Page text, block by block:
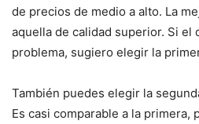
de precios de medio a alto. La
aquella de calidad superior. Si el
problema, sugiero elegir la
También puedes elegir la
Es casi comparable a la primera,